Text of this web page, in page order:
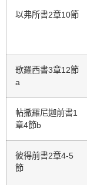
以弗所書2章10節
歌羅西書3章12節
a
帖撒羅尼迦前書1
章4節b
彼得前書2章4-5
節